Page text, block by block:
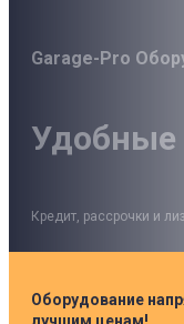
Garage-Pro
Удобные
Кредит, рассрочки и
Оборудование